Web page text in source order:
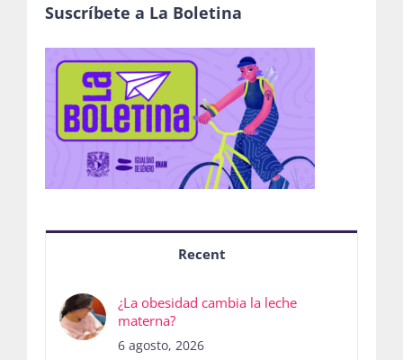
Suscríbete a La Boletina
Recent
¿La obesidad cambia la leche
materna?
6 agosto, 2026